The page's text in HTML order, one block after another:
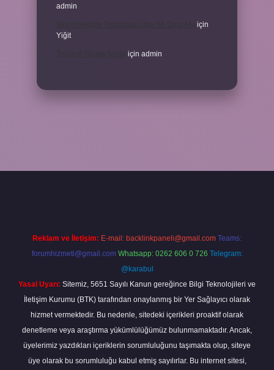
admin
için
Yiğit
Toplantı Nisabı Nedir için admin
Reklam ve İletişim: E-mail: backlinkpaneli@gmail.com Teams:
forumhizmeti@gmail.com Whatsapp: 0262 606 0 726 Telegram:
@karabul
Yasal Uyarı: Sitemiz, 5651 Sayılı Kanun gereğince Bilgi Teknolojileri ve
İletişim Kurumu (BTK) tarafından onaylanmış bir Yer Sağlayıcı olarak
hizmet vermektedir. Bu nedenle, sitedeki içerikleri proaktif olarak
denetleme veya araştırma yükümlülüğümüz bulunmamaktadır. Ancak,
üyelerimiz yazdıkları içeriklerin sorumluluğunu taşımakta olup, siteye
üye olarak bu sorumluluğu kabul etmiş sayılırlar. Bu internet sitesi,